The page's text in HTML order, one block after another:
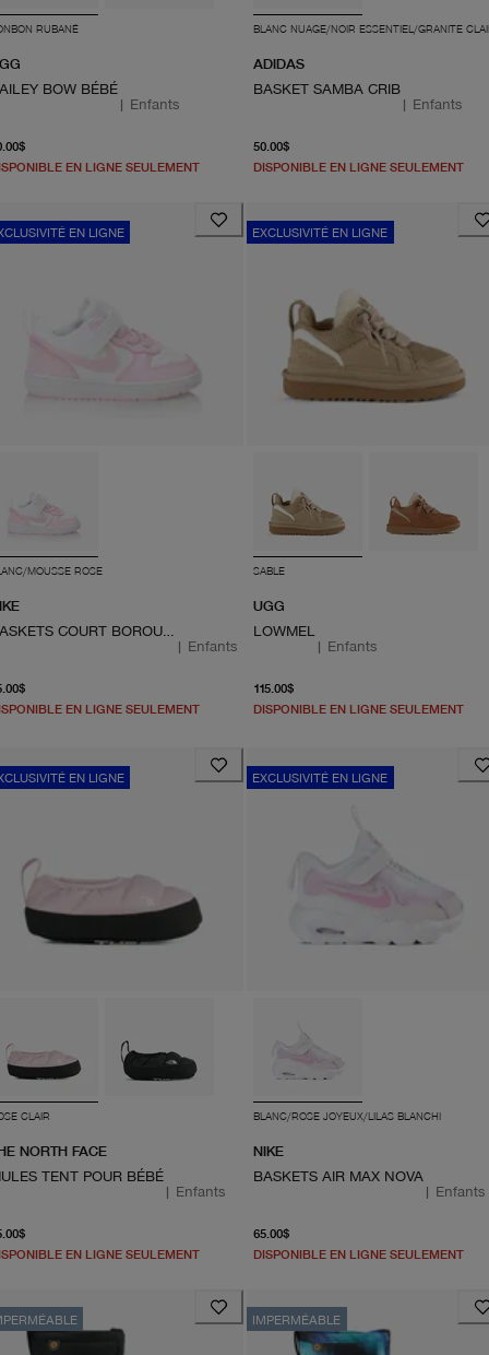
RUBANÉ
BOW BÉBÉ
| Enfants
EN LIGNE SEULEMENT
BLANC NUAGE/NOIR ESSENTIEL/GRANITE
ADIDAS
BASKET SAMBA CRIB
| Enfants
50.00$
DISPONIBLE EN LIGNE SEULEMENT
EN LIGNE
MOUSSE ROSE
| Enfants
EN LIGNE SEULEMENT
EXCLUSIVITÉ EN LIGNE
SABLE
UGG
LOWMEL
| Enfants
115.00$
DISPONIBLE EN LIGNE SEULEMENT
EN LIGNE
CLAIR
NORTH FACE
TENT POUR BÉBÉ
| Enfants
EN LIGNE SEULEMENT
EXCLUSIVITÉ EN LIGNE
BLANC/ROSE JOYEUX/LILAS BLANCHI
NIKE
BASKETS AIR MAX NOVA
| Enfants
65.00$
DISPONIBLE EN LIGNE SEULEMENT
IMPERMÉABLE